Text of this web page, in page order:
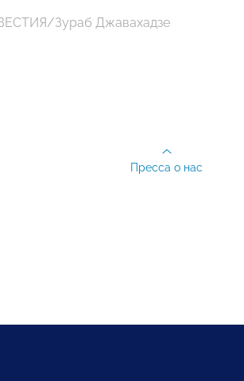
Зураб Джавахадзе
Пресса о нас